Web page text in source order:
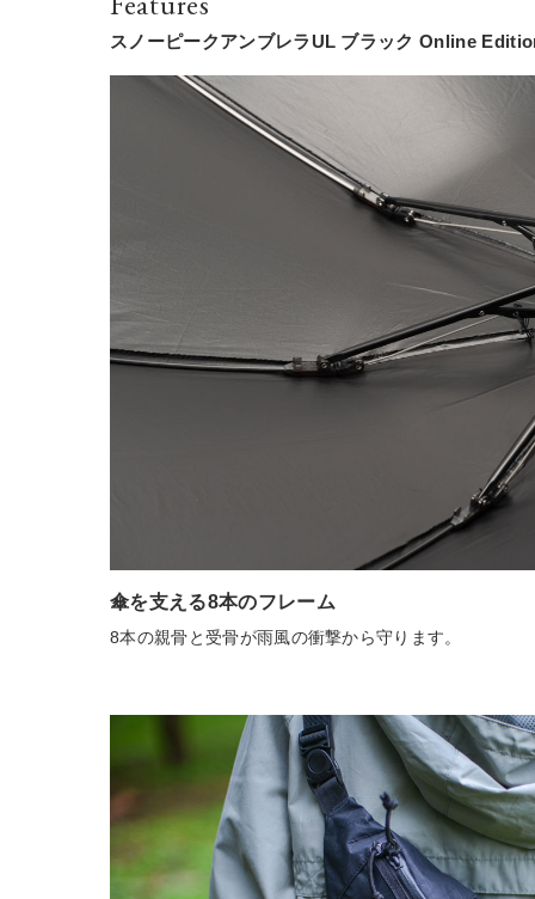
スノーピークアンブレラUL ブラック Online
傘を支える8本のフレーム
8本の親骨と受骨が雨風の衝撃から守ります。